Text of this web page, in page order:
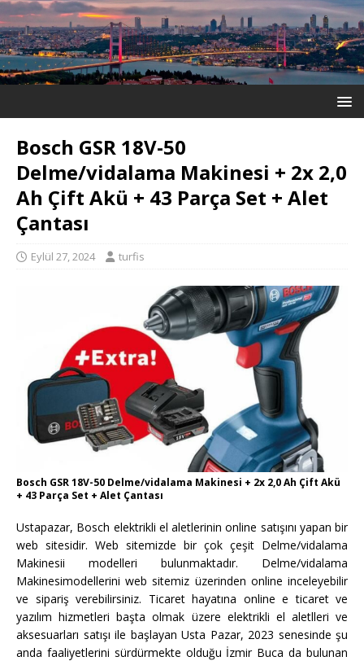
Bosch GSR 18V-50
Delme/vidalama Makinesi + 2x 2,0
Ah Çift Akü + 43 Parça Set + Alet
Çantası
Eylül 27, 2024 turfis
Bosch GSR 18V-50 Delme/vidalama Makinesi + 2x 2,0 Ah Çift Akü
+ 43 Parça Set + Alet Çantası
Ustapazar, Bosch elektrikli el aletlerinin online satışını yapan bir
web sitesidir. Web sitemizde bir çok çeşit Delme/vidalama
Makinesii modelleri bulunmaktadır. Delme/vidalama
Makinesimodellerini web sitemiz üzerinden online inceleyebilir
ve sipariş verebilirsiniz. Ticaret hayatına online e ticaret ve
yazılım hizmetleri başta olmak üzere elektrikli el aletlleri ve
aksesuarları satışı ile başlayan Usta Pazar, 2023 senesinde şu
anda faaliyetlerini sürdürmekte olduğu İzmir Buca da bulunan